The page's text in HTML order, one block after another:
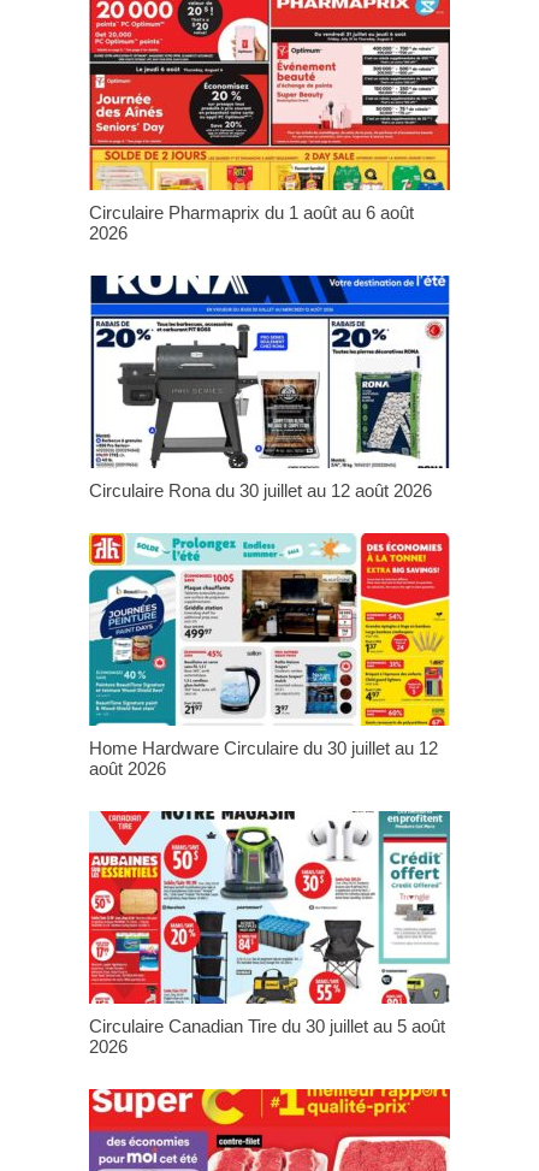
Circulaire Pharmaprix du 1 août au 6 août
2026
Circulaire Rona du 30 juillet au 12 août 2026
Home Hardware Circulaire du 30 juillet au 12
août 2026
Circulaire Canadian Tire du 30 juillet au 5 août
2026